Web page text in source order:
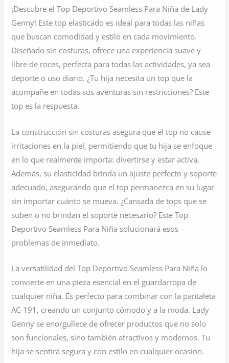
¡Descubre el Top Deportivo Seamless Para Niña de Lady
Genny! Este top elasticado es ideal para todas las niñas
que buscan comodidad y estilo en cada movimiento.
Diseñado sin costuras, ofrece una experiencia suave y
libre de roces, perfecta para todas las actividades, ya sea
deporte o uso diario. ¿Tu hija necesita un top que la
acompañe en todas sus aventuras sin restricciones? Este
top es la respuesta.
La construcción sin costuras asegura que el top no cause
irritaciones en la piel, permitiendo que tu hija se enfoque
en lo que realmente importa: divertirse y estar activa.
Además, su elasticidad brinda un ajuste perfecto y soporte
adecuado, asegurando que el top permanezca en su lugar
sin importar cuánto se mueva. ¿Cansada de tops que se
suben o no brindan el soporte necesario? Este Top
Deportivo Seamless Para Niña solucionará esos
problemas de inmediato.
La versatilidad del Top Deportivo Seamless Para Niña lo
convierte en una pieza esencial en el guardarropa de
cualquier niña. Es perfecto para combinar con la pantaleta
AC-191, creando un conjunto cómodo y a la moda. Lady
Genny se enorgullece de ofrecer productos que no solo
son funcionales, sino también atractivos y modernos. Tu
hija se sentirá segura y con estilo en cualquier ocasión.